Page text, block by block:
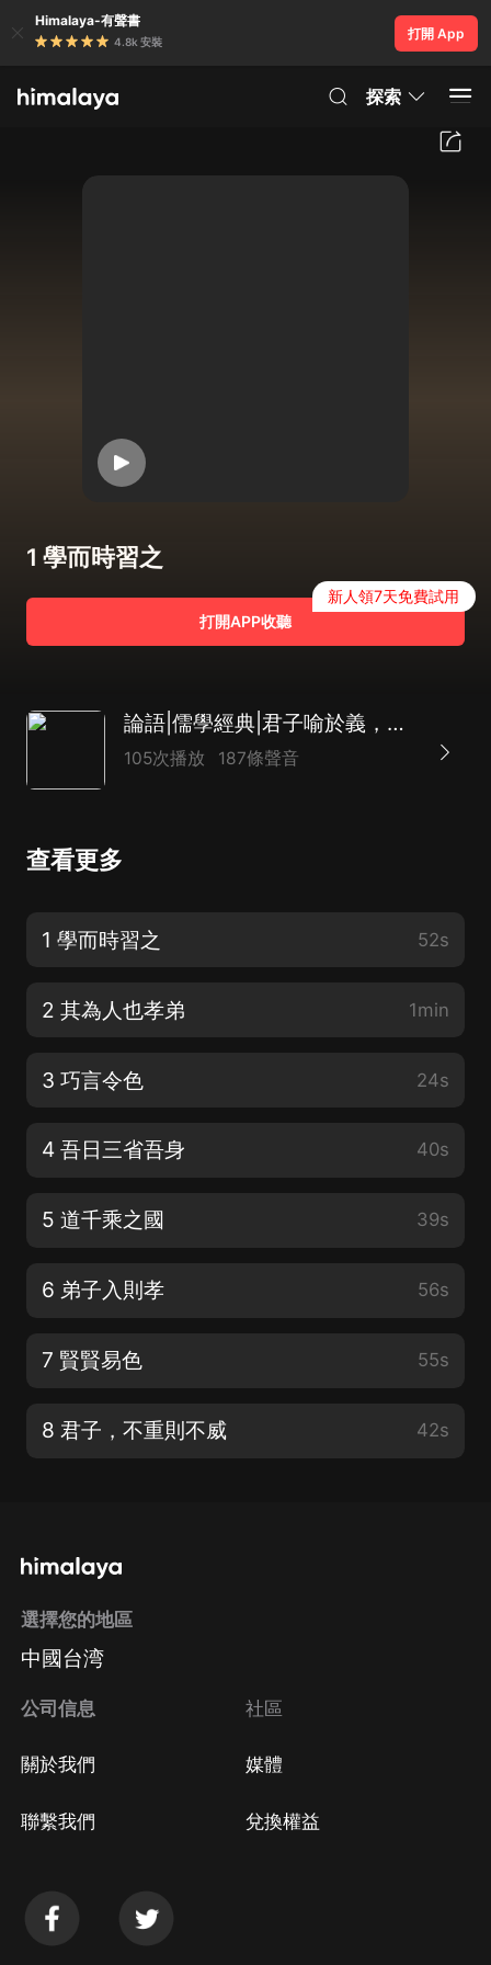
Himalaya-有聲書
4.8k 安裝
打開 App
探索
1 學而時習之
打開APP收聽
新人領7天免費試用
論語|儒學經典|君子喻於義，小人喻於利
105次播放 187條聲音
查看更多
1 學而時習之 52s
2 其為人也孝弟 1min
3 巧言令色 24s
4 吾日三省吾身 40s
5 道千乘之國 39s
6 弟子入則孝 56s
7 賢賢易色 55s
8 君子，不重則不威 42s
選擇您的地區
中國台湾
公司信息
關於我們
聯繫我們
社區
媒體
兌換權益